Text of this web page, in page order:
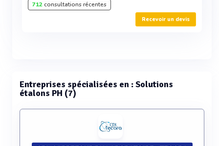
712consultations récentes
Recevoir un devis
Entreprises spécialisées en : Solutions
étalons PH (7)